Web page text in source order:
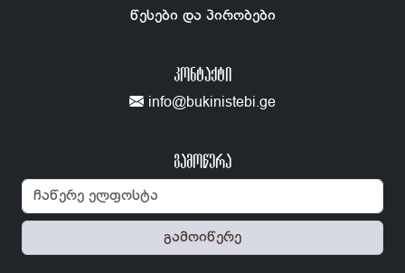
წესები და პირობები
ᲙᲝᲜᲢᲐᲥᲢᲘ
info@bukinistebi.ge
გამოწერა
გამოიწერე